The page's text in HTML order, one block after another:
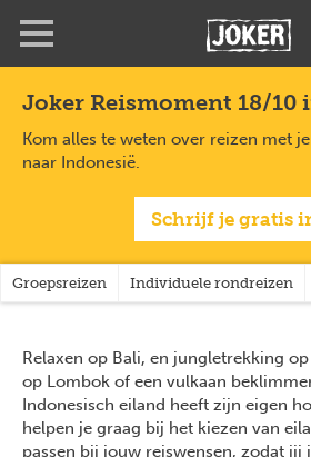
inhoud
gaan
Joker Reismoment 18/10
Kom alles te weten over reizen met
naar Indonesië.
Schrijf je gratis
Groepsreizen Individuele rondreizen
Relaxen op Bali, en jungletrekking
op Lombok of een vulkaan
Indonesisch eiland heeft zijn eigen
helpen je graag bij het kiezen van
passen bij jouw reiswensen, zodat jij